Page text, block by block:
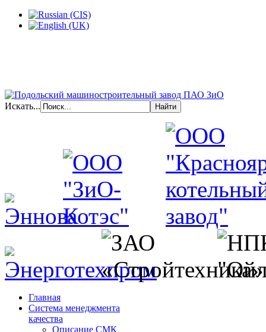
Искать...
Главная
Система менеджмента
качества
Описание СМК